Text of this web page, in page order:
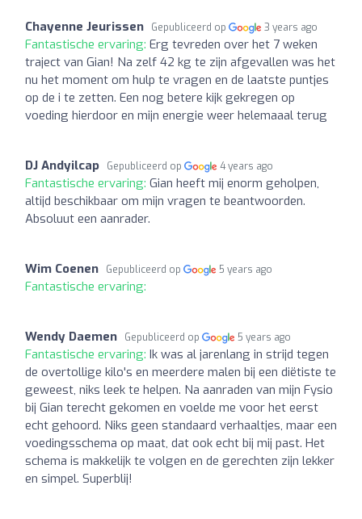
Chayenne Jeurissen Gepubliceerd op 3 years ago
Fantastische ervaring: Erg tevreden over het 7 weken
traject van Gian! Na zelf 42 kg te zijn afgevallen was het
nu het moment om hulp te vragen en de laatste puntjes
op de i te zetten. Een nog betere kijk gekregen op
voeding hierdoor en mijn energie weer helemaaal terug
DJ Andyilcap Gepubliceerd op 4 years ago
Fantastische ervaring: Gian heeft mij enorm geholpen,
altijd beschikbaar om mijn vragen te beantwoorden.
Absoluut een aanrader.
Wim Coenen Gepubliceerd op 5 years ago
Fantastische ervaring:
Wendy Daemen Gepubliceerd op 5 years ago
Fantastische ervaring: Ik was al jarenlang in strijd tegen
de overtollige kilo's en meerdere malen bij een diëtiste te
geweest, niks leek te helpen. Na aanraden van mijn Fysio
bij Gian terecht gekomen en voelde me voor het eerst
echt gehoord. Niks geen standaard verhaaltjes, maar een
voedingsschema op maat, dat ook echt bij mij past. Het
schema is makkelijk te volgen en de gerechten zijn lekker
en simpel. Superblij!